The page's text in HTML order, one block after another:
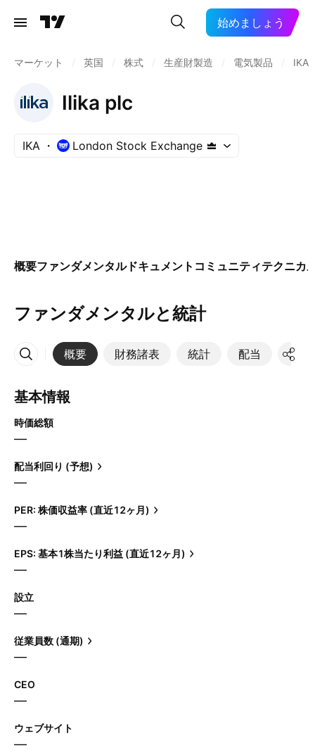
始めましょう
マーケット 英国 株式 生産財製造 電気製品 IKA
Ilika plc
IKA London Stock Exchange
概要ファンダメンタルドキュメント コミュニティテクニカ
ファンダメンタルと統計
概要 財務諸表 統計 配当 決算
その他
基本情報
時価総額
—
配当利回り (予想)
—
PER: 株価収益率 (直近12ヶ月)
—
EPS: 基本1株当たり利益 (直近12ヶ月)
—
設立
—
従業員数 (通期)
—
CEO
—
ウェブサイト
—